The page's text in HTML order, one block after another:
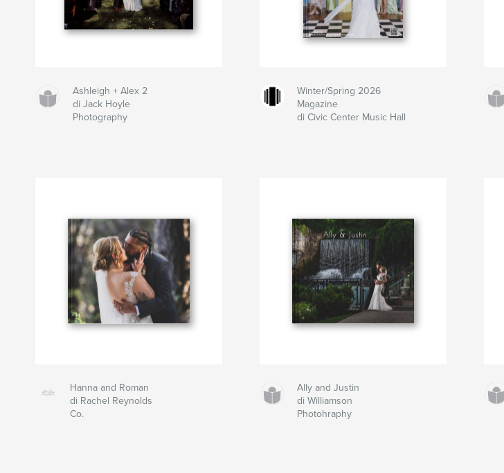
Ashleigh + Alex 2
di Jack Hoyle
Photography
Winter/Spring 2026
Magazine
di Civic Center Music Hall
Hanna and Roman
di Rachel Reynolds
Co.
Ally and Justin
di Williamson
Photohraphy